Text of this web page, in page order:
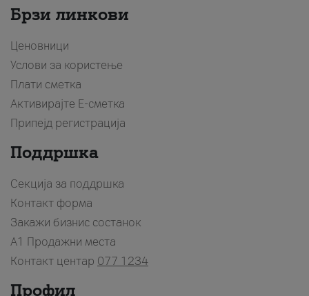
Брзи линкови
Ценовници
Услови за користење
Плати сметка
Активирајте Е-сметка
Припејд регистрација
Поддршка
Секција за поддршка
Контакт форма
Закажи бизнис состанок
A1 Продажни места
Контакт центар 077 1234
Профил